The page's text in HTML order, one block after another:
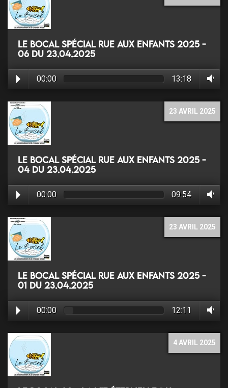
Le Bocal Spécial rue aux enfants 2025 -
06 du 23.04.2025
00:00 13:18
23 AVRIL 2025
Le Bocal Spécial rue aux enfants 2025 -
04 du 23.04.2025
00:00 09:54
23 AVRIL 2025
Le Bocal Spécial rue aux enfants 2025 -
01 du 23.04.2025
00:00 12:11
4 AVRIL 2025